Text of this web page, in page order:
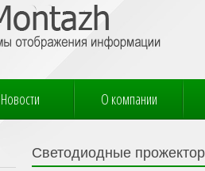
Новости О компании
Светодиодные